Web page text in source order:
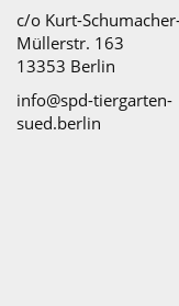
c/o Kurt-
Müllerstr. 163
13353 Berlin
info@spd-tiergarten-
sued.berlin